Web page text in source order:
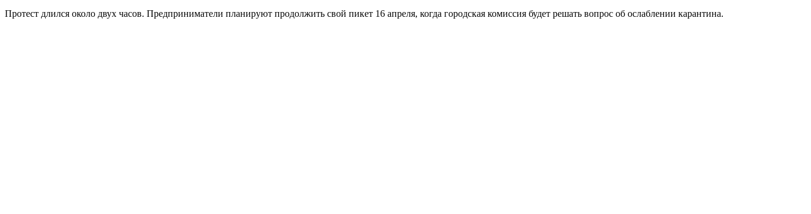
Протест длился около двух часов. Предприниматели планируют продолжить свой пикет 16 апреля, когда городская комиссия будет решать вопрос об ослаблении карантина.